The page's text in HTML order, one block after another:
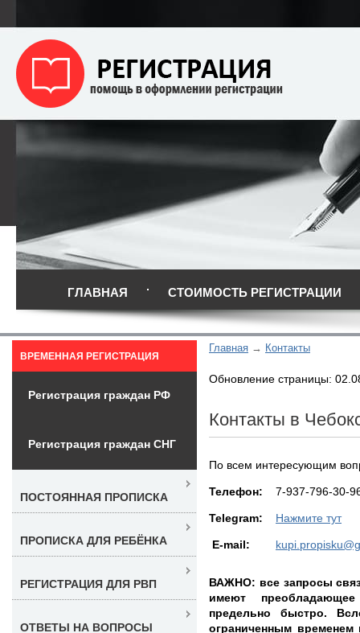
ГЛАВНАЯ СТОИМОСТЬ РЕГИСТРАЦИИ
Главная Контакты
Обновление страницы:
Контакты в
По всем интересующим
Teлефон: 7-937-796-30-
Telegram: Нажмите тут
E-mail:
ВАЖНО: все запросы
имеют
предельно быстро.
ограниченным
ВРЕМЕННАЯ РЕГИСТРАЦИЯ
Регистрация граждан РФ
Регистрация граждан СНГ
ПОСТОЯННАЯ ПРОПИСКА
ПРОПИСКА ДЛЯ РЕБЁНКА
РЕГИСТРАЦИЯ ДЛЯ РВП
ОТВЕТЫ НА ВОПРОСЫ